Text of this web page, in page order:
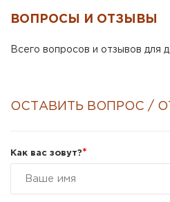
ВОПРОСЫ И ОТЗЫВЫ
Всего вопросов и отзывов для
ОСТАВИТЬ ВОПРОС /
Как вас зовут?*